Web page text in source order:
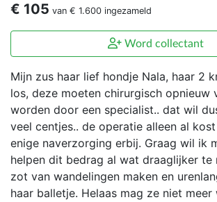
€ 105 van € 1.600 ingezameld
Word collectant
Mijn zus haar lief hondje Nala, haar 2
los, deze moeten chirurgisch opnieuw
worden door een specialist.. dat wil
veel centjes.. de operatie alleen al
enige naverzorging erbij. Graag wil ik
helpen dit bedrag al wat draaglijker te
zot van wandelingen maken en
haar balletje. Helaas mag ze niet